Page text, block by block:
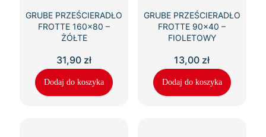
GRUBE PRZEŚCIERADŁO
FROTTE 160×80 –
ŻÓŁTE
31,90 zł
Dodaj do koszyka
GRUBE PRZEŚCIERADŁO
FROTTE 90×40 –
FIOLETOWY
13,00 zł
Dodaj do koszyka